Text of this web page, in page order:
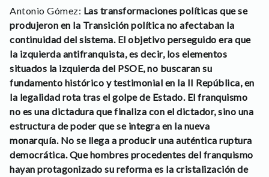
Antonio Gómez: Las transformaciones políticas que se
produjeron en la Transición política no afectaban la
continuidad del sistema. El objetivo perseguido era que
la izquierda antifranquista, es decir, los elementos
situados la izquierda del PSOE, no buscaran su
fundamento histórico y testimonial en la II República, en
la legalidad rota tras el golpe de Estado. El franquismo
no es una dictadura que finaliza con el dictador, sino una
estructura de poder que se integra en la nueva
monarquía. No se llega a producir una auténtica ruptura
democrática. Que hombres procedentes del franquismo
hayan protagonizado su reforma es la cristalización de